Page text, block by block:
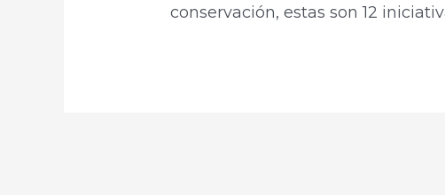
conservación, estas son 12